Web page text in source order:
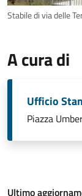
Stabile di via delle
A cura di
Ufficio
Piazza
Ultimo